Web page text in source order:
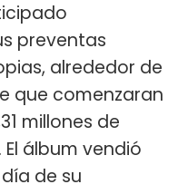
preventas
alrededor de
que comenzaran
millones de
álbum vendió
de su